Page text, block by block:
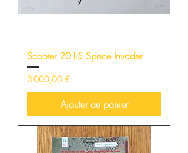
Scooter 2015 Space Invader
Prix
3 000,00 €
Ajouter au panier